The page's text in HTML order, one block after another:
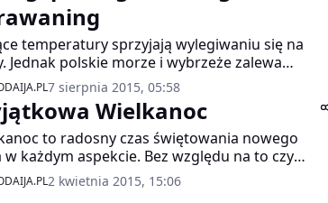
w sprzyjającej skupieniu ciszy i w
otoczeniu.
temperatury sprzyjają wylegiwaniu się na
Jednak polskie morze i wybrzeże zalewa
zwyczaj – parawaning. „PRESS-SERVICE
Mediów” sprawdził, co oznacza ten
i jak bardzo jest popularny w social media.
7 sierpnia 2015, 05:58
Wielkanoc
to radosny czas świętowania nowego
w każdym aspekcie. Bez względu na to czy
do Wielkanocy z kultem czy nie, jest
spotkania z rodziną i najbliższymi. W
2 kwietnia 2015, 15:06